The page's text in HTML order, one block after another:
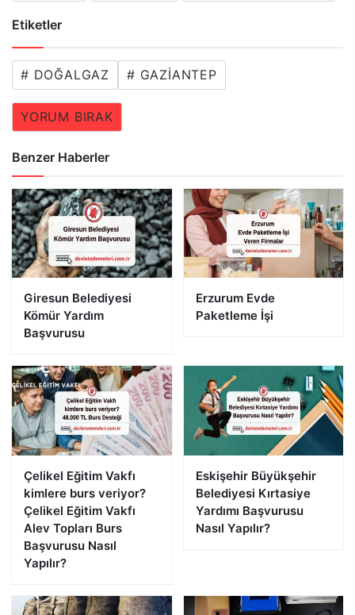
Etiketler
# DOĞALGAZ # GAZIANTEP
YORUM BIRAK
Benzer Haberler
Giresun Belediyesi
Kömür Yardım
Başvurusu
Erzurum Evde
Paketleme İşi
Çelikel Eğitim Vakfı
kimlere burs veriyor?
Çelikel Eğitim Vakfı
Alev Topları Burs
Başvurusu Nasıl
Yapılır?
Eskişehir Büyükşehir
Belediyesi Kırtasiye
Yardımı Başvurusu
Nasıl Yapılır?